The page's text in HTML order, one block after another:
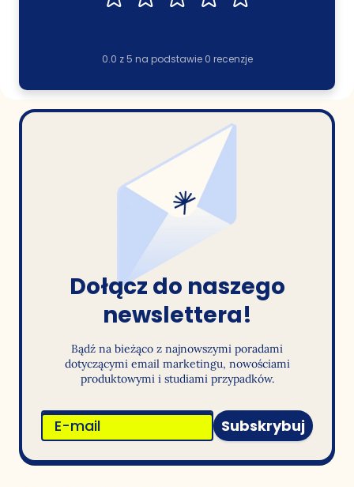
0.0 z5 na podstawie 0 recenzje
Dołącz do naszego
newslettera!
Bądź na bieżąco z najnowszymi poradami
dotyczącymi email marketingu, nowościami
produktowymi i studiami przypadków.
Subskrybuj